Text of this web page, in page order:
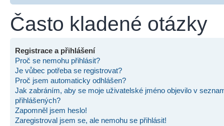
Často kladené otázky
Registrace a přihlášení
Proč se nemohu přihlásit?
Je vůbec potřeba se registrovat?
Proč jsem automaticky odhlášen?
Jak zabráním, aby se moje uživatelské jméno objevilo v
přihlášených?
Zapomněl jsem heslo!
Zaregistroval jsem se, ale nemohu se přihlásit!